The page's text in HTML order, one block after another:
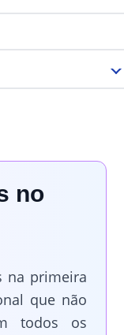
no
na primeira
que não
todos os